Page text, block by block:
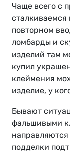
Чаще всего с
сталкиваемся
повторном
ломбарды и
изделий там
купил
клеймения
изделие, у
Бывают
фальшивыми
подделки